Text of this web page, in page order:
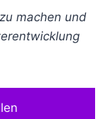
machen und